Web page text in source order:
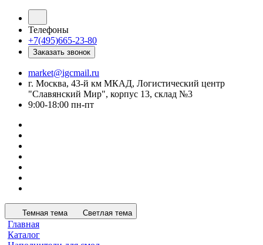
Телефоны
+7(495)665-23-80
Заказать звонок
market@igcmail.ru
г. Москва, 43-й км МКАД, Логистический центр
"Славянский Мир", корпус 13, склад №3
9:00-18:00 пн-пт
Темная тема Светлая тема
Главная
Каталог